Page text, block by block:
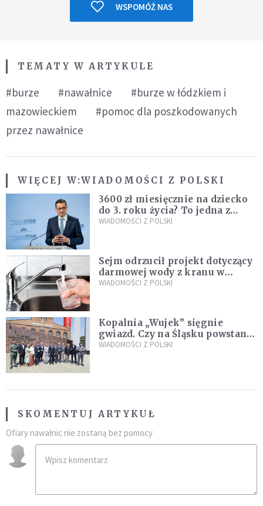
WSPOMÓŻ NAS
TEMATY W ARTYKULE
#burze #nawałnice
#burze w łódzkiem i
mazowieckiem
#pomoc dla poszkodowanych
przez nawałnice
WIĘCEJ W:WIADOMOŚCI Z POLSKI
3600 zł miesięcznie na dziecko
do 3. roku życia? To jedna z
propozycji programu "Rozwój
WIADOMOŚCI Z POLSKI
Sejm odrzucił projekt dotyczący
darmowej wody z kranu w
restauracjach
WIADOMOŚCI Z POLSKI
Kopalnia „Wujek” sięgnie
gwiazd. Czy na Śląsku powstanie
„Dolina Krzemowa”?
WIADOMOŚCI Z POLSKI
SKOMENTUJ ARTYKUŁ
Ofiary nawałnic nie zostaną bez pomocy